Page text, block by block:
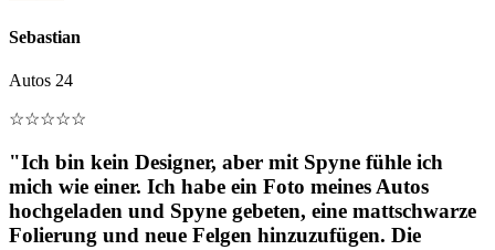
Sebastian
Autos 24
☆☆☆☆☆
"Ich bin kein Designer, aber mit Spyne fühle ich
mich wie einer. Ich habe ein Foto meines Autos
hochgeladen und Spyne gebeten, eine mattschwarze
Folierung und neue Felgen hinzuzufügen. Die